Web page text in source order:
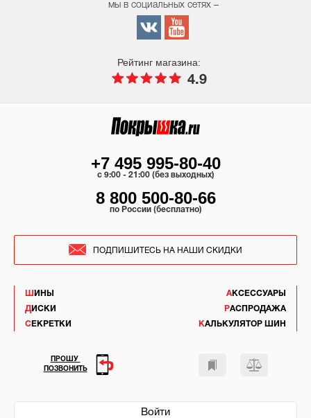
мы в социальных сетях –
Рейтинг магазина:
4.9
ШИНЫ
ДИСКИ
СЕКРЕТКИ
АКСЕССУАРЫ
РАСПРОДАЖА
КАЛЬКУЛЯТОР ШИН
Войти
+7 495 995-80-40
c 9:00 - 21:00 (без выходных)
8 800 500-80-66
по России (бесплатно)
ПОДПИШИТЕСЬ НА НАШИ СКИДКИ
ПРОШУ
ПОЗВОНИТЬ